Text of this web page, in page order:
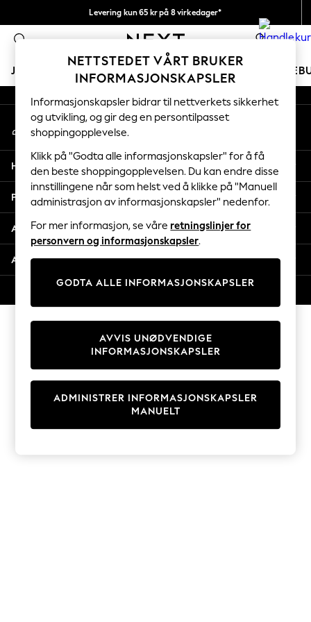
Levering kun 65 kr på 8 virkedager*
Vi betaler alle tollavgifter 0
JENTER GUTTER BABY KVINNER MENN
GIRLS
New In
50 - 92cm
98 - 110cm
116 - 134cm
140 - 174cm
Trending: Top & Short Sets
Trending: Clogs
Toy Story
THE SET
Coats & Jackets
Sweatshirts & Hoodies
Knitwear
Cardigans
Dresses
Sets & Outfits
T-Shirts
An error occurred on client
Våre sosiale nettverk
Min konto
Logg inn på kontoen din
Hjelp
Personvern & Juridisk
Avdelinger
Andre tjenester
NETTSTEDET VÅRT BRUKER
INFORMASJONSKAPSLER
Informasjonskapsler bidrar til nettverkets sikkerhet
og utvikling, og gir deg en persontilpasset
shoppingopplevelse.
Klikk på "Godta alle informasjonskapsler" for å få
den beste shoppingopplevelsen. Du kan endre disse
innstillingene når som helst ved å klikke på "Manuell
administrasjon av informasjonskapsler" nedenfor.
For mer informasjon, se våre retningslinjer for
personvern og informasjonskapsler.
GODTA ALLE INFORMASJONSKAPSLER
ADMINISTRER INFORMASJONSKAPSLER
MANUELT
AVVIS UNØDVENDIGE
INFORMASJONSKAPSLER